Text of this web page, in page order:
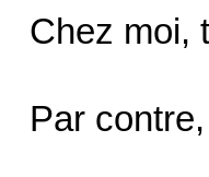
Chez moi,
Par